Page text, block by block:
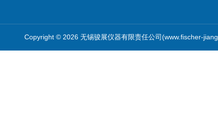
Copyright © 2026 无锡骏展仪器有限责任公司(www.fischer-